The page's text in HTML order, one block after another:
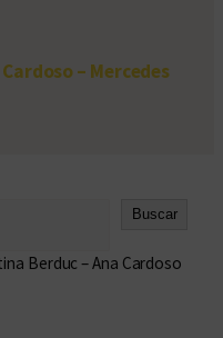
– Mercedes
Buscar
Berduc – Ana Cardoso